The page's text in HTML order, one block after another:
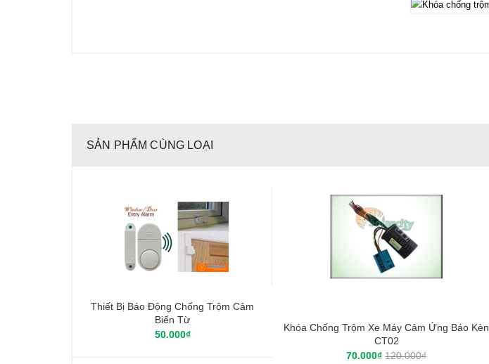
SẢN PHẨM CÙNG LOẠI
Thiết Bị Báo Động Chống Trộm Cảm
Biến Từ
50.000₫
Khóa Chống Trộm Xe Máy Cảm Ứng Báo Kèn
CT02
70.000₫120.000₫